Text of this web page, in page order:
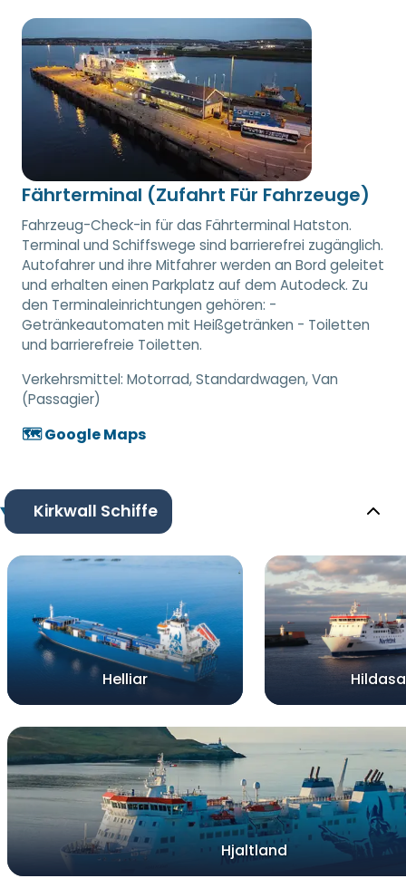
Fährterminal (Zufahrt Für Fahrzeuge)
Fahrzeug-Check-in für das Fährterminal Hatston.
Terminal und Schiffswege sind barrierefrei zugänglich.
Autofahrer und ihre Mitfahrer werden an Bord geleitet
und erhalten einen Parkplatz auf dem Autodeck. Zu
den Terminaleinrichtungen gehören: -
Getränkeautomaten mit Heißgetränken - Toiletten
und barrierefreie Toiletten.
Verkehrsmittel: Motorrad, Standardwagen, Van
(Passagier)
🗺️ Google Maps
Kirkwall Schiffe
Helliar
Hjaltland